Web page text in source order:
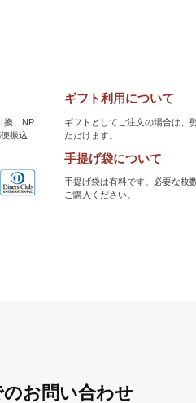
換、NP
振込
ギフト利用について
ギフトとしてご注文の場合は、
ただけます。
手提げ袋について
手提げ袋は有料です。必要な枚
ご購入ください。
のお問い合わせ